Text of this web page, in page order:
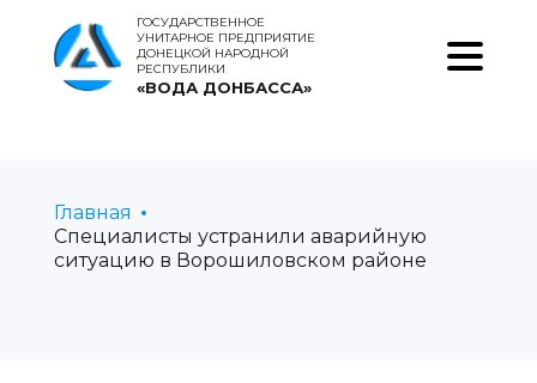
ГОСУДАРСТВЕННОЕ
УНИТАРНОЕ ПРЕДПРИЯТИЕ
ДОНЕЦКОЙ НАРОДНОЙ
РЕСПУБЛИКИ
«ВОДА ДОНБАССА»
Главная
Специалисты устранили аварийную
ситуацию в Ворошиловском районе